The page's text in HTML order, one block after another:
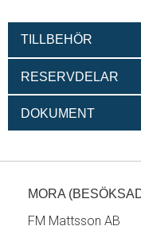
TILLBEHÖR
RESERVDELAR
DOKUMENT
MORA
FM Mattsson AB